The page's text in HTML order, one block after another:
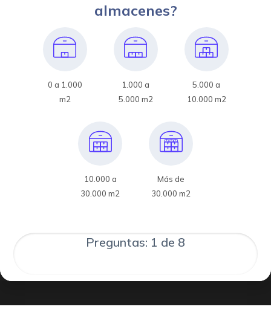
almacenes?
0 a 1.000
m2
1.000 a
5.000 m2
5.000 a
10.000 m2
10.000 a
30.000 m2
Más de
30.000 m2
Preguntas: 1 de 8